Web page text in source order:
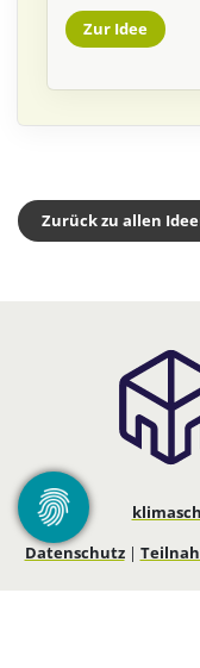
Zur Idee
Zurück zu allen
Datenschutz|